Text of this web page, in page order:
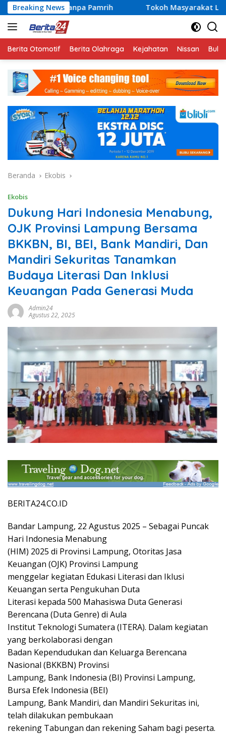
Langsung
ke
konten
Breaking News
Pamrih Tokoh Masyarakat Lampung Jadi
Berita Otomotif Berita Olahraga Kejahatan Nissan
Beranda Ekobis
Ekobis
Dukung Hari Indonesia Menabung,
OJK Provinsi Lampung Bersama
BKKBN, BI, BEI, Bank Mandiri, Dan
Mandiri Sekuritas Tanamkan
Budaya Literasi Dan Inklusi
Keuangan Pada Generasi Muda
Admin24
Agustus 22, 2025
BERITA24.CO.ID
Bandar Lampung, 22 Agustus 2025 – Sebagai Puncak
Hari Indonesia Menabung
(HIM) 2025 di Provinsi Lampung, Otoritas Jasa
Keuangan (OJK) Provinsi Lampung
menggelar kegiatan Edukasi Literasi dan Iklusi
Keuangan serta Pengukuhan Duta
Literasi kepada 500 Mahasiswa Duta Generasi
Berencana (Duta Genre) di Aula
Institut Teknologi Sumatera (ITERA). Dalam kegiatan
yang berkolaborasi dengan
Badan Kependudukan dan Keluarga Berencana
Nasional (BKKBN) Provinsi
Lampung, Bank Indonesia (BI) Provinsi Lampung,
Bursa Efek Indonesia (BEI)
Lampung, Bank Mandiri, dan Mandiri Sekuritas ini,
telah dilakukan pembukaan
rekening Tabungan dan rekening Saham bagi peserta.